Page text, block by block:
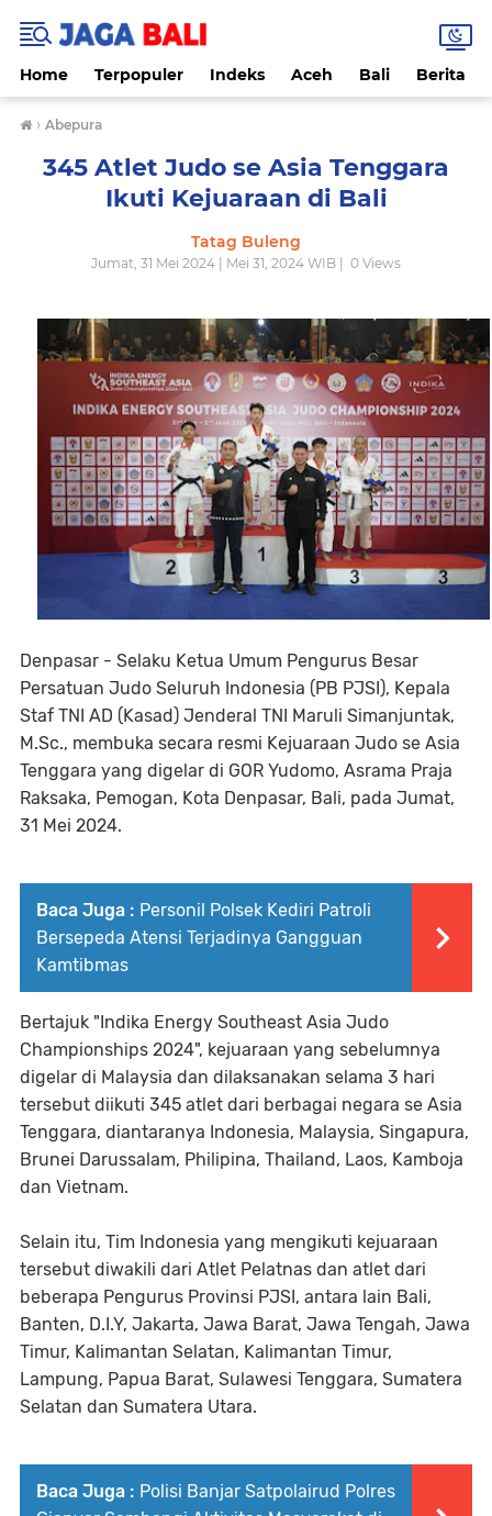
Home Terpopuler Indeks Aceh Bali Berita
› Abepura
345 Atlet Judo se Asia Tenggara
Ikuti Kejuaraan di Bali
Tatag Buleng
Jumat, 31 Mei 2024 | Mei 31, 2024 WIB | 0 Views
Denpasar - Selaku Ketua Umum Pengurus Besar
Persatuan Judo Seluruh Indonesia (PB PJSI), Kepala
Staf TNI AD (Kasad) Jenderal TNI Maruli Simanjuntak,
M.Sc., membuka secara resmi Kejuaraan Judo se Asia
Tenggara yang digelar di GOR Yudomo, Asrama Praja
Raksaka, Pemogan, Kota Denpasar, Bali, pada Jumat,
31 Mei 2024.
Baca Juga : Personil Polsek Kediri Patroli
Bersepeda Atensi Terjadinya Gangguan
Kamtibmas
Bertajuk "Indika Energy Southeast Asia Judo
Championships 2024", kejuaraan yang sebelumnya
digelar di Malaysia dan dilaksanakan selama 3 hari
tersebut diikuti 345 atlet dari berbagai negara se Asia
Tenggara, diantaranya Indonesia, Malaysia, Singapura,
Brunei Darussalam, Philipina, Thailand, Laos, Kamboja
dan Vietnam.
Selain itu, Tim Indonesia yang mengikuti kejuaraan
tersebut diwakili dari Atlet Pelatnas dan atlet dari
beberapa Pengurus Provinsi PJSI, antara lain Bali,
Banten, D.I.Y, Jakarta, Jawa Barat, Jawa Tengah, Jawa
Timur, Kalimantan Selatan, Kalimantan Timur,
Lampung, Papua Barat, Sulawesi Tenggara, Sumatera
Selatan dan Sumatera Utara.
Baca Juga : Polisi Banjar Satpolairud Polres